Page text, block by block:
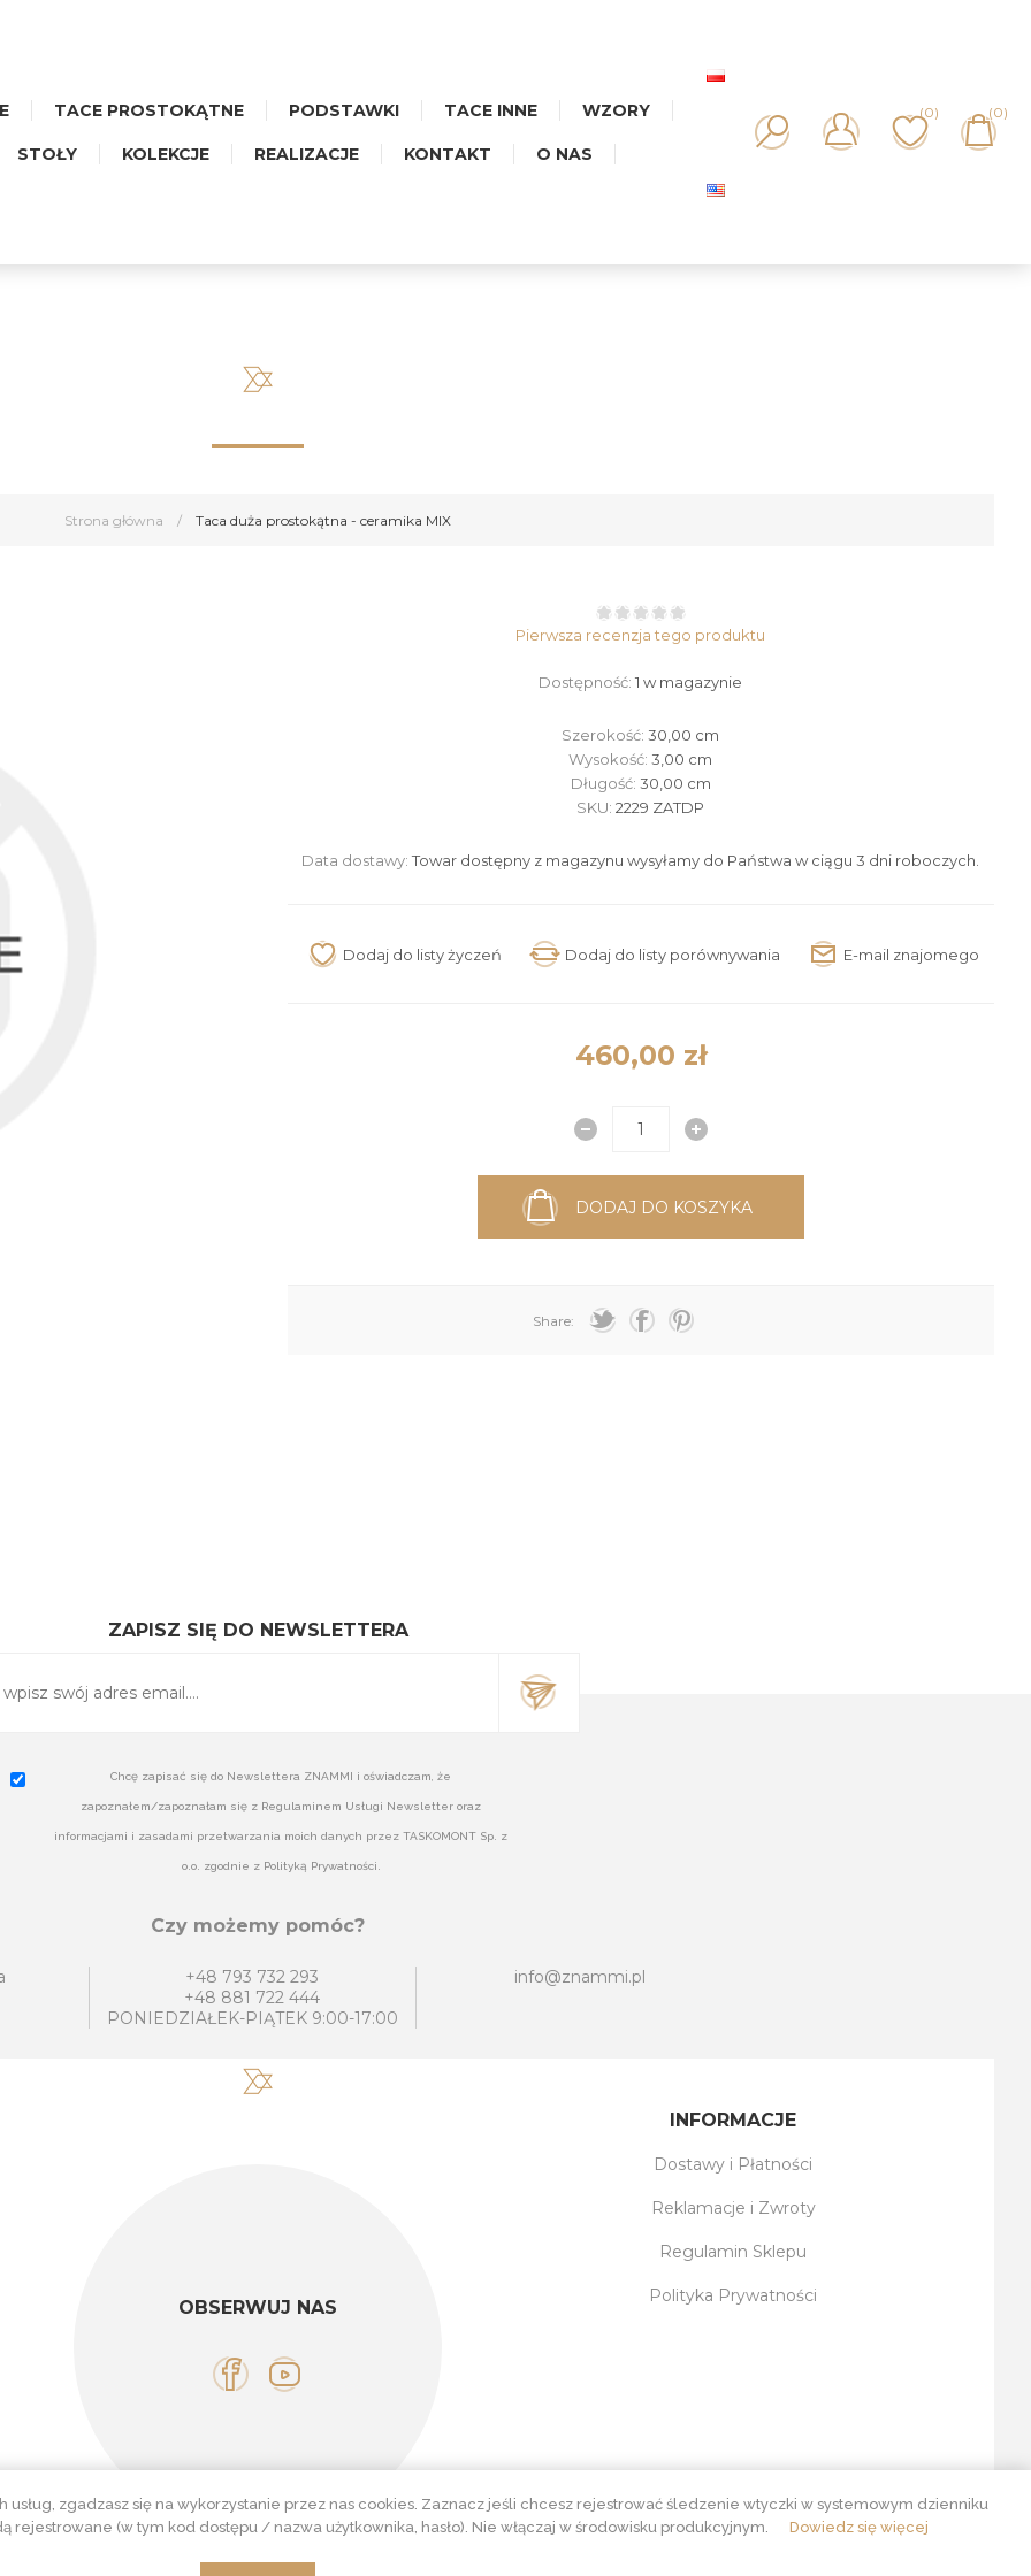
TACE PROSTOKĄTNE PODSTAWKI TACE INNE WZORY
STOŁY KOLEKCJE REALIZACJE KONTAKT O NAS
(0) (0)
Strona główna / Taca duża prostokątna - ceramika MIX
Pierwsza recenzja tego produktu
Dostępność: 1 w magazynie
Szerokość:30,00 cm
Wysokość:3,00 cm
Długość: 30,00 cm
SKU: 2229 ZATDP
Data dostawy: Towar dostępny z magazynu wysyłamy do Państwa w ciągu 3 dni roboczych.
460,00 zł
DODAJ DO KOSZYKA
Share:
ZAPISZ SIĘ DO NEWSLETTERA
Chcę zapisać się do Newslettera ZNAMMI i oświadczam, że
zapoznałem/zapoznałam się z Regulaminem Usługi Newsletter oraz
informacjami i zasadami przetwarzania moich danych przez TASKOMONT Sp. z
o.o. zgodnie z Polityką Prywatności.
Czy możemy pomóc?
+48 793 732 293
+48 881 722 444
PONIEDZIAŁEK-PIĄTEK 9:00-17:00
info@znammi.pl
OBSERWUJ NAS
INFORMACJE
Dostawy i Płatności
Reklamacje i Zwroty
Regulamin Sklepu
Polityka Prywatności
usług, zgadzasz się na wykorzystanie przez nas cookies. Zaznacz jeśli chcesz rejestrować śledzenie wtyczki w systemowym dzienniku
rejestrowane (w tym kod dostępu / nazwa użytkownika, hasło). Nie włączaj w środowisku produkcyjnym.
Dowiedz się więcej